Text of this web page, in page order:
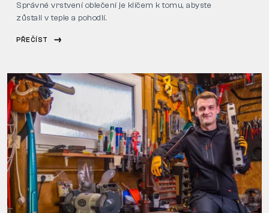
Správné vrstvení oblečení je klíčem k tomu, abyste
zůstali v teple a pohodlí.
PŘEČÍST